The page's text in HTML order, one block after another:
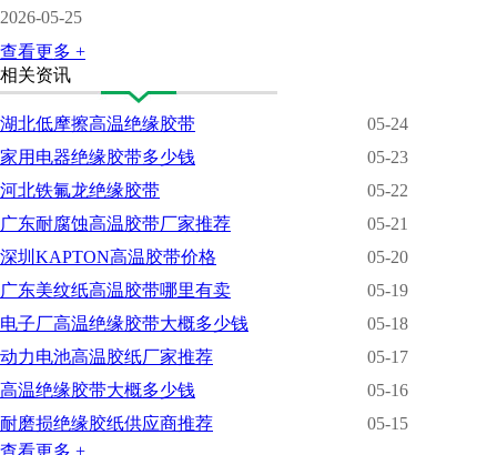
2026-05-25
查看更多 +
相关资讯
湖北低摩擦高温绝缘胶带
05-24
家用电器绝缘胶带多少钱
05-23
河北铁氟龙绝缘胶带
05-22
广东耐腐蚀高温胶带厂家推荐
05-21
深圳KAPTON高温胶带价格
05-20
广东美纹纸高温胶带哪里有卖
05-19
电子厂高温绝缘胶带大概多少钱
05-18
动力电池高温胶纸厂家推荐
05-17
高温绝缘胶带大概多少钱
05-16
耐磨损绝缘胶纸供应商推荐
05-15
查看更多 +